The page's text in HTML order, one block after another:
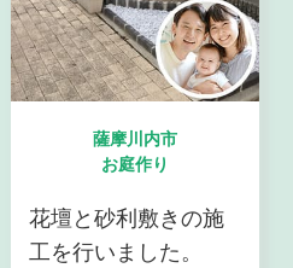
薩摩川内市
お庭作り
花壇と砂利敷きの施
工を行いました。